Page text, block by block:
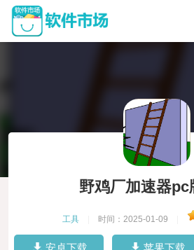
野鸡厂加速器pc
工具 时间：2025-01-09
安卓下载 苹果下载